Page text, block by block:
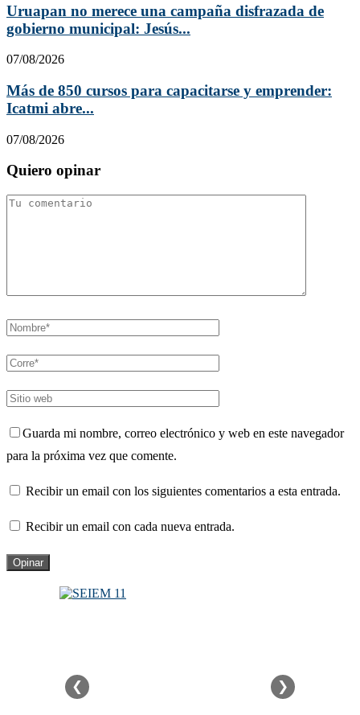
Uruapan no merece una campaña disfrazada de
gobierno municipal: Jesús...
07/08/2026
Más de 850 cursos para capacitarse y emprender:
Icatmi abre...
07/08/2026
Quiero opinar
Guarda mi nombre, correo electrónico y web en este navegador
para la próxima vez que comente.
Recibir un email con los siguientes comentarios a esta entrada.
Recibir un email con cada nueva entrada.
❮ ❯